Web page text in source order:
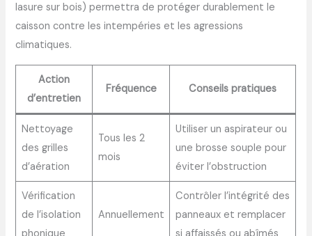
lasure sur bois) permettra de protéger durablement le
caisson contre les intempéries et les agressions
climatiques.
Action
d’entretien
Fréquence Conseils pratiques
Nettoyage
des grilles
d’aération
Tous les 2
mois
Utiliser un aspirateur ou
une brosse souple pour
éviter l’obstruction
Vérification
de l’isolation
Annuellement
Contrôler l’intégrité des
panneaux et remplacer